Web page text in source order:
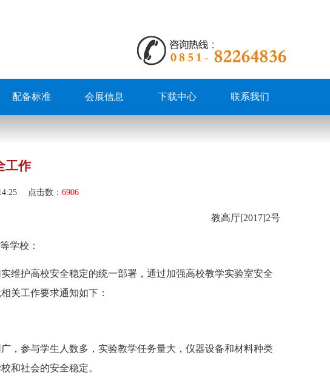
配备标准 会展信息 下载中心 联系我们
工作
点击数： 6906
教高厅[2017]2号
学校：
护高校安全稳定的统一部署，通过加强高校教学实验室安全
关工作要求通知如下：
参与学生人数多，实验教学任务量大，仪器设备和材料种类
和社会的安全稳定。